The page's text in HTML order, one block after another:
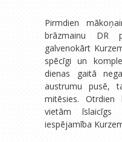
Pirmdien
brāzmainu DR
galvenokārt
spēcīgi un
dienas gaitā
austrumu pusē,
mitēsies. Otrdien
vietām īslaicīgs
iespējamība